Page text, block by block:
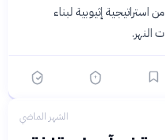
إثيوبية لبناء
النهر.
الشهر الماضي